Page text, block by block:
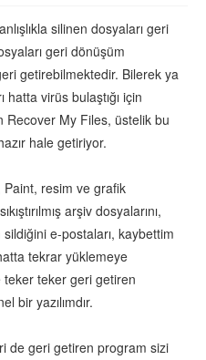
silinen dosyaları geri
geri dönüşüm
getirebilmektedir. Bilerek ya
virüs bulaştığı için
Recover My Files, üstelik bu
hale getiriyor.
resim ve grafik
arşiv dosyalarını,
e-postaları, kaybettim
tekrar yüklemeye
teker teker geri getiren
bir yazılımdır.
de geri getiren program sizi